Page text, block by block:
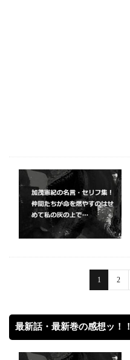
1 2
最新話・最新巻の感想ッ！！